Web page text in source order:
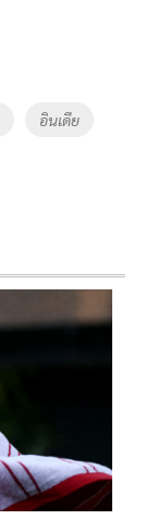
อินเดีย